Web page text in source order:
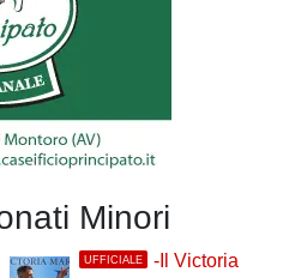
Minori
UFFICIALE
-Il Victoria